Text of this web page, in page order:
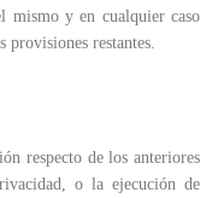
mismo y en cualquier caso
restantes.
respecto de los anteriores
o la ejecución de